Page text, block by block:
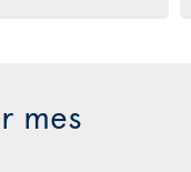
mes